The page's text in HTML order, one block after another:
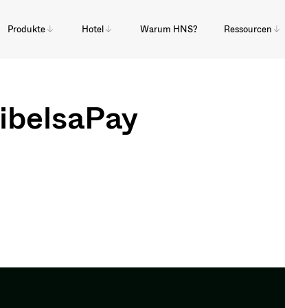
Produkte Hotel Warum HNS? Ressourcen
ibelsaPay